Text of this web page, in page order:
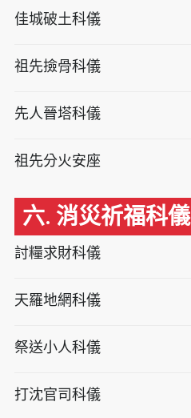
佳城破土科儀
祖先撿骨科儀
先人晉塔科儀
祖先分火安座
六. 消災祈福科儀
討糧求財科儀
天羅地網科儀
祭送小人科儀
打沈官司科儀